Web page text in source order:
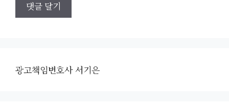
광고책임변호사 서기은